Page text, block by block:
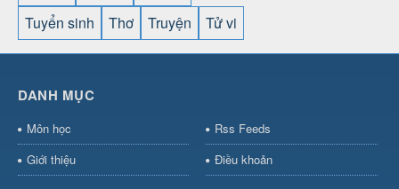
Tuyển sinh
Thơ Truyện Tử vi
cái OPEN88⇔
⇔https://gameb52a.club/ https://taixiuonl.com/
bài⇔bóng đá trực tiếp⇔fly88
select⇔https://xocdiaonline.ae ⇔https://cm88.dad/
⇔F168⇔https://f168.tech/ ⇔cm88⇔https://
DANH MỤC
Môn học
Rss Feeds
Giới thiệu
Điều khoản